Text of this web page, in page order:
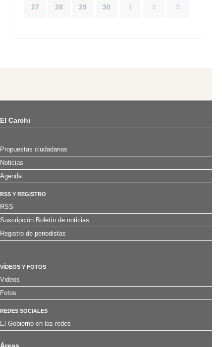
27 28 29 30 1 2 3
El Carchi
Propuestas ciudadanas
Noticias
Agenda
RSS Y REGISTRO
RSS
Suscripción Boletín de noticias
Registro de periodistas
VÍDEOS Y FOTOS
Videos
Fotos
REDES SOCIALES
El Gobierno en las redes
Áreas